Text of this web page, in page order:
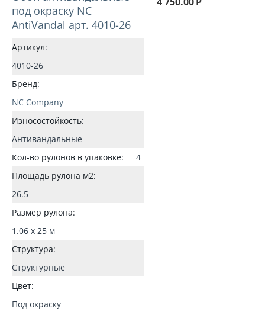
под окраску NC
AntiVandal арт. 4010-26
Артикул:
4010-26
Бренд:
NC Company
Износостойкость:
Антивандальные
Кол-во рулонов в упаковке:
4
Площадь рулона м2:
26.5
Размер рулона:
1.06 x 25 м
Структура:
Структурные
Цвет:
Под окраску